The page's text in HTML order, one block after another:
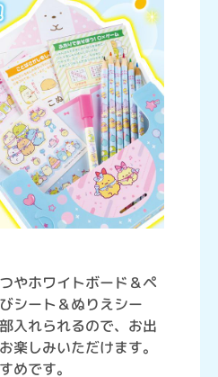
やホワイトボード＆ペ
シート＆ぬりえシー
入れられるので、お出
楽しみいただけます。
めです。